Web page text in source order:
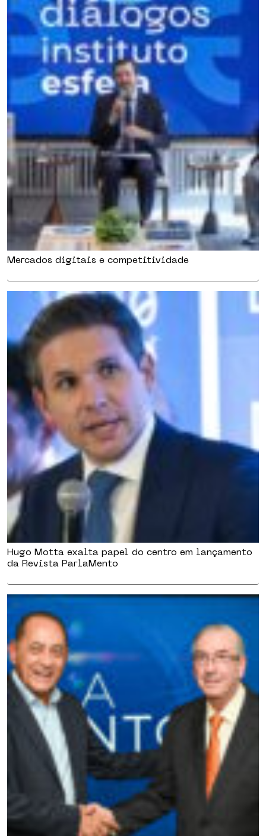
Mercados digitais e competitividade
Hugo Motta exalta papel do centro em lançamento
da Revista ParlaMento